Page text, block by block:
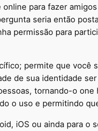
para fazer
seria então
permissão para
permite que
de sua identidade
tornando-o
o uso e permitindo
iOS ou ainda para